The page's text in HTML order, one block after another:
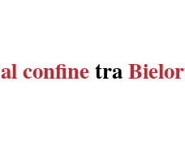
al confinetra